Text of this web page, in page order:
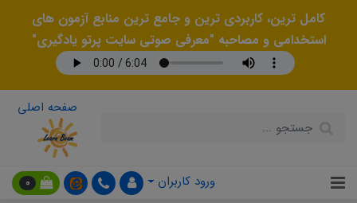
کامل ترین، کاربردی ترین و جامع ترین منابع آزمون های
استخدامی و مصاحبه "معرفی صوتی سایت پرتو یادگیری"
صفحه اصلی
ورود کاربران 0